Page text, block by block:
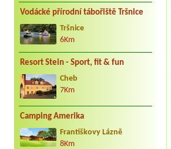
Vodácké přírodní tábořiště Tršnice
Tršnice
6Km
Resort Stein - Sport, fit & fun
Cheb
7Km
Camping Amerika
Františkovy Lázně
8Km